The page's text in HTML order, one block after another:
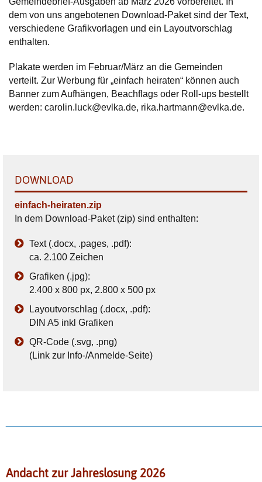
dem von uns angebotenen Download-Paket sind der Text,
verschiedene Grafikvorlagen und ein Layoutvorschlag
enthalten.
Plakate werden im Februar/März an die Gemeinden
verteilt. Zur Werbung für „einfach heiraten“ können auch
Banner zum Aufhängen, Beachflags oder Roll-ups bestellt
werden: carolin.luck@evlka.de, rika.hartmann@evlka.de.
DOWNLOAD
einfach-heiraten.zip
In dem Download-Paket (zip) sind enthalten:
Text (.docx, .pages, .pdf):
ca. 2.100 Zeichen
Grafiken (.jpg):
2.400 x 800 px, 2.800 x 500 px
Layoutvorschlag (.docx, .pdf):
DIN A5 inkl Grafiken
QR-Code (.svg, .png)
(Link zur Info-/Anmelde-Seite)
Andacht zur Jahreslosung 2026